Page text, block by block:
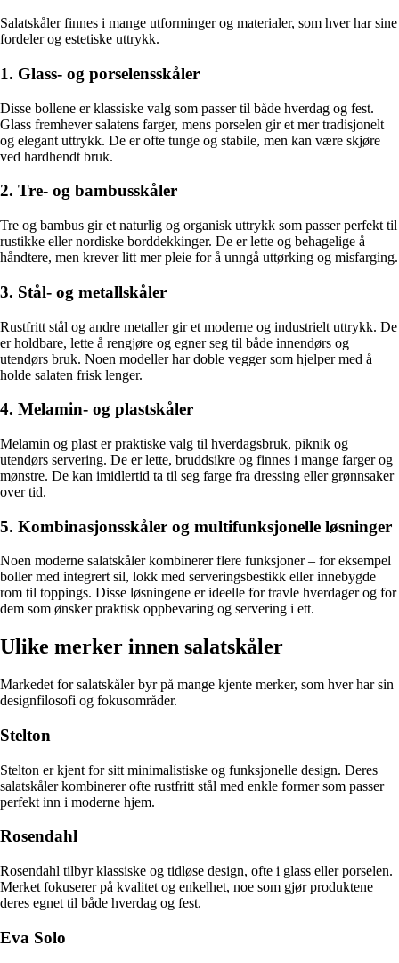
Salatskåler finnes i mange utforminger og materialer, som hver har sine
fordeler og estetiske uttrykk.
1. Glass- og porselensskåler
Disse bollene er klassiske valg som passer til både hverdag og fest.
Glass fremhever salatens farger, mens porselen gir et mer tradisjonelt
og elegant uttrykk. De er ofte tunge og stabile, men kan være skjøre
ved hardhendt bruk.
2. Tre- og bambusskåler
Tre og bambus gir et naturlig og organisk uttrykk som passer perfekt til
rustikke eller nordiske borddekkinger. De er lette og behagelige å
håndtere, men krever litt mer pleie for å unngå uttørking og misfarging.
3. Stål- og metallskåler
Rustfritt stål og andre metaller gir et moderne og industrielt uttrykk. De
er holdbare, lette å rengjøre og egner seg til både innendørs og
utendørs bruk. Noen modeller har doble vegger som hjelper med å
holde salaten frisk lenger.
4. Melamin- og plastskåler
Melamin og plast er praktiske valg til hverdagsbruk, piknik og
utendørs servering. De er lette, bruddsikre og finnes i mange farger og
mønstre. De kan imidlertid ta til seg farge fra dressing eller grønnsaker
over tid.
5. Kombinasjonsskåler og multifunksjonelle løsninger
Noen moderne salatskåler kombinerer flere funksjoner – for eksempel
boller med integrert sil, lokk med serveringsbestikk eller innebygde
rom til toppings. Disse løsningene er ideelle for travle hverdager og for
dem som ønsker praktisk oppbevaring og servering i ett.
Ulike merker innen salatskåler
Markedet for salatskåler byr på mange kjente merker, som hver har sin
designfilosofi og fokusområder.
Stelton
Stelton er kjent for sitt minimalistiske og funksjonelle design. Deres
salatskåler kombinerer ofte rustfritt stål med enkle former som passer
perfekt inn i moderne hjem.
Rosendahl
Rosendahl tilbyr klassiske og tidløse design, ofte i glass eller porselen.
Merket fokuserer på kvalitet og enkelhet, noe som gjør produktene
deres egnet til både hverdag og fest.
Eva Solo